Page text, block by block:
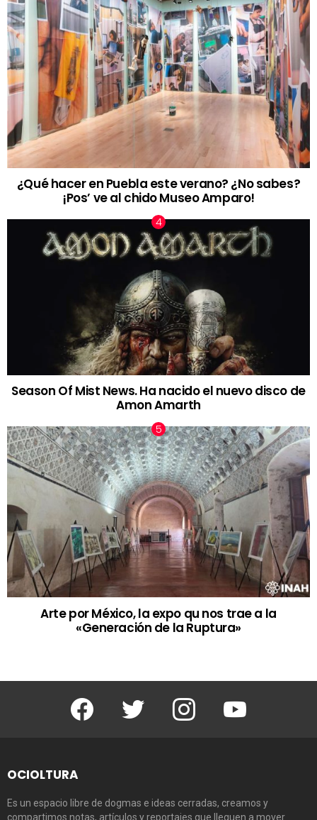
¿Qué hacer en Puebla este verano? ¿No sabes?
¡Pos’ ve al chido Museo Amparo!
Season Of Mist News. Ha nacido el nuevo disco de
Amon Amarth
Arte por México, la expo qu nos trae a la
«Generación de la Ruptura»
Facebook Twitter Instagram Youtube
OCIOLTURA
Es un espacio libre de dogmas e ideas cerradas, creamos y
compartimos notas, artículos y reportajes que lleguen a mover